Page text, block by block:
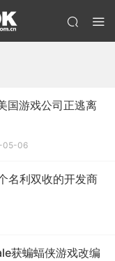
国游戏公司正逃离
05-06
名利双收的开发商
获蝙蝠侠游戏改编